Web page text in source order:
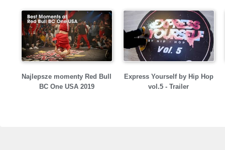
Najlepsze momenty Red Bull
BC One USA 2019
Express Yourself by Hip Hop
vol.5 - Trailer